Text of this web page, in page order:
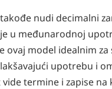
takođe nudi decimalni
u međunarodnoj
ovaj model idealnim
upotrebu i
termine i zapise na